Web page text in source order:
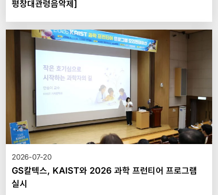
평창대관령음악제]
2026-07-20
GS칼텍스, KAIST와 2026 과학 프런티어 프로그램
실시